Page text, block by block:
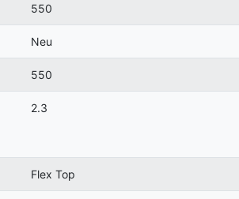
550
Neu
550
2.3
Flex Top